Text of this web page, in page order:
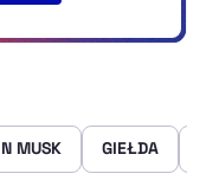
MUSK GIEŁDA